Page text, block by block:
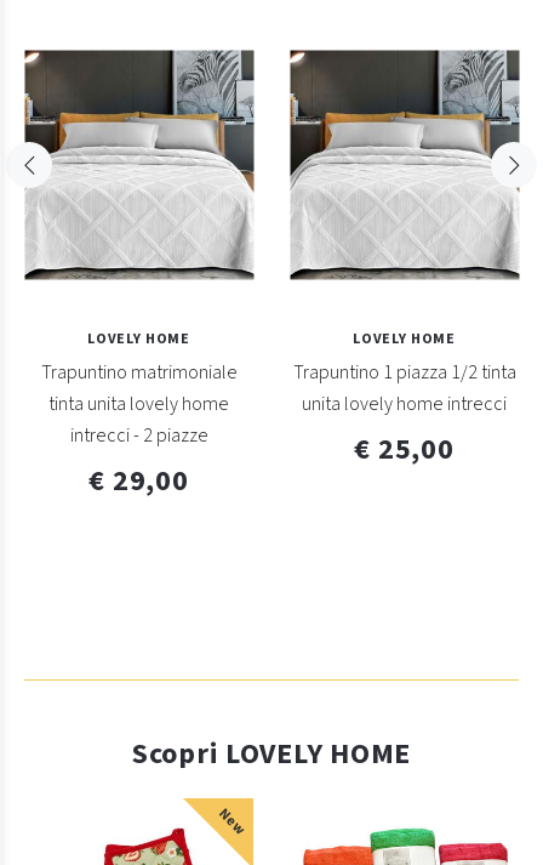
LOVELY HOME
Trapuntino matrimoniale
tinta unita lovely home
intrecci - 2 piazze
€ 29,00
LOVELY HOME
Trapuntino 1 piazza 1/2 tinta
unita lovely home intrecci
€ 25,00
Scopri LOVELY HOME
New